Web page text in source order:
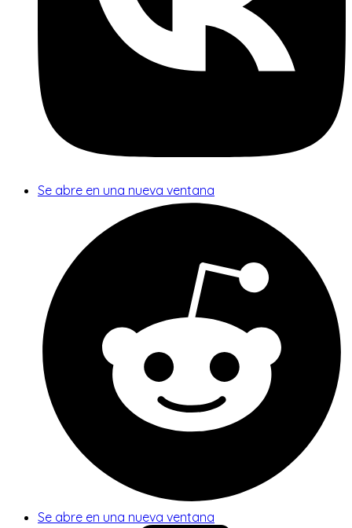
Se abre en una nueva ventana
Se abre en una nueva ventana